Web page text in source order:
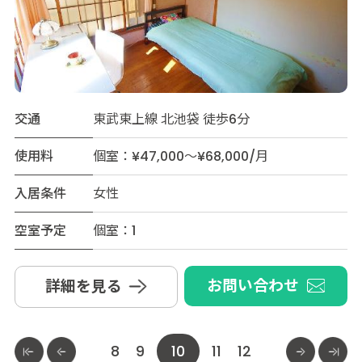
交通
東武東上線 北池袋 徒歩6分
使用料
個室：¥47,000～¥68,000/月
入居条件
女性
空室予定
個室：1
詳細を見る お問い合わせ
8 9 10 11 12